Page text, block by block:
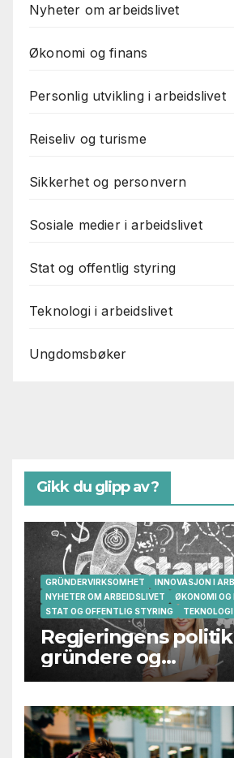
Nyheter om arbeidslivet
Økonomi og finans
Personlig utvikling i arbeidslivet
Reiseliv og turisme
Sikkerhet og personvern
Sosiale medier i arbeidslivet
Stat og offentlig styring
Teknologi i arbeidslivet
Ungdomsbøker
Gikk du glipp av?
GRÜNDERVIRKSOMHET
INNOVASJON I
NYHETER OM ARBEIDSLIVET
ØKONOMI OG
STAT OG OFFENTLIG STYRING
Regjeringens
gründere og
oppstartsbedrifter